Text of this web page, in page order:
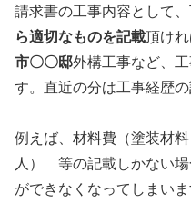
請求書の工事内容として、
ら適切なものを記載頂けれ
市〇〇邸外構工事など、
す。直近の分は工事経歴
例えば、材料費（塗装材
人） 等の記載しかない場
ができなくなってしまい